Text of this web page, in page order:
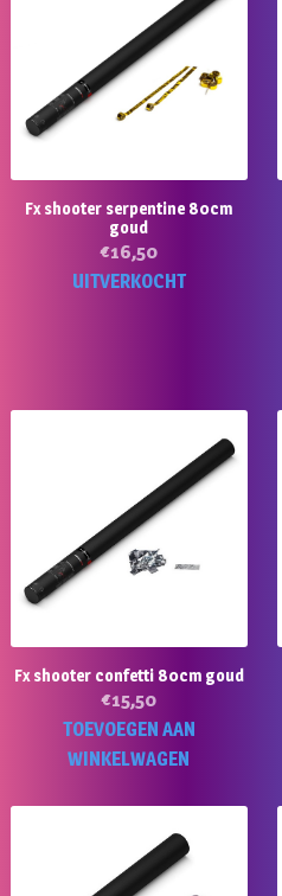
Fx shooter serpentine 80cm
goud
€16,50
UITVERKOCHT
Fx shooter confetti 80cm goud
€15,50
TOEVOEGEN AAN
WINKELWAGEN